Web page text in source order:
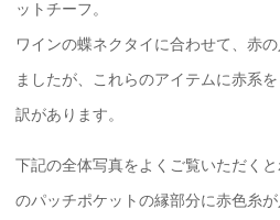
ットチーフ。
ワインの蝶ネクタイに合わせて、赤
ましたが、これらのアイテムに赤系
訳があります。
下記の全体写真をよくご覧いただく
のパッチポケットの縁部分に赤色糸が